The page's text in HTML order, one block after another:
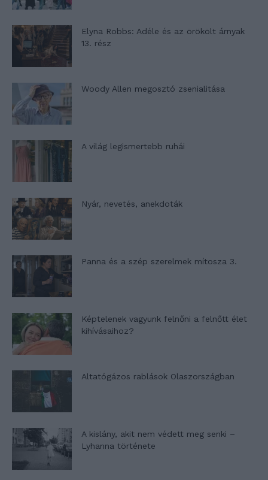
Elyna Robbs: Adéle és az örökölt árnyak
13. rész
Woody Allen megosztó zsenialitása
A világ legismertebb ruhái
Nyár, nevetés, anekdoták
Panna és a szép szerelmek mítosza 3.
Képtelenek vagyunk felnőni a felnőtt élet
kihívásaihoz?
Altatógázos rablások Olaszországban
A kislány, akit nem védett meg senki –
Lyhanna története